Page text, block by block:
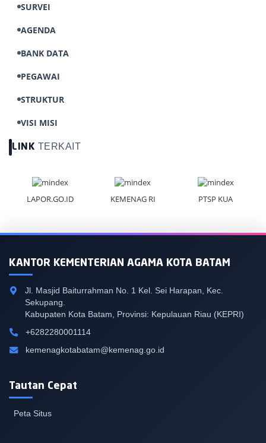
SURVEI
AGENDA
BANK DATA
PEGAWAI
STRUKTUR
VISI MISI
LINK TERKAIT
KEMENAG RI PTSP KUA e-PPID
KANTOR KEMENTERIAN AGAMA KOTA BATAM
Jl. Masjid Baiturrahman No. 1 Kel. Sei Harapan, Kec.
Sekupang.
Kabupaten Kota Batam, Provinsi: Kepulauan Riau (KEPRI)
+6282280001114
kemenagkotabatam@kemenag.go.id
Tautan Cepat
Peta Situs